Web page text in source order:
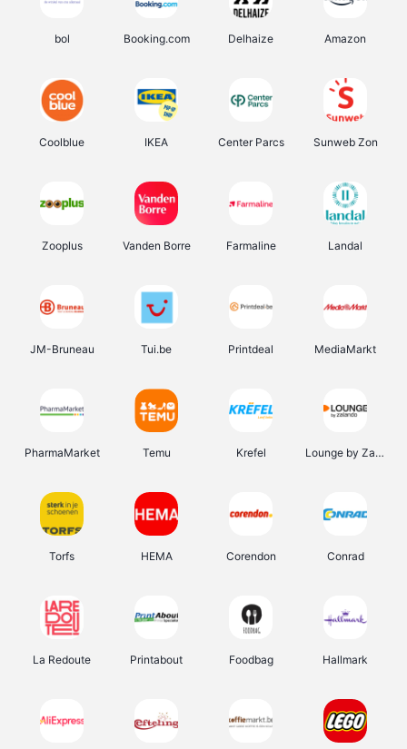
bol Booking.com Delhaize Amazon
Coolblue IKEA Center Parcs Sunweb Zon
Zooplus Vanden Borre Farmaline Landal
JM-Bruneau Tui.be Printdeal MediaMarkt
PharmaMarket Temu Krefel Lounge by Zalando
Torfs HEMA Corendon Conrad
La Redoute Printabout Foodbag Hallmark